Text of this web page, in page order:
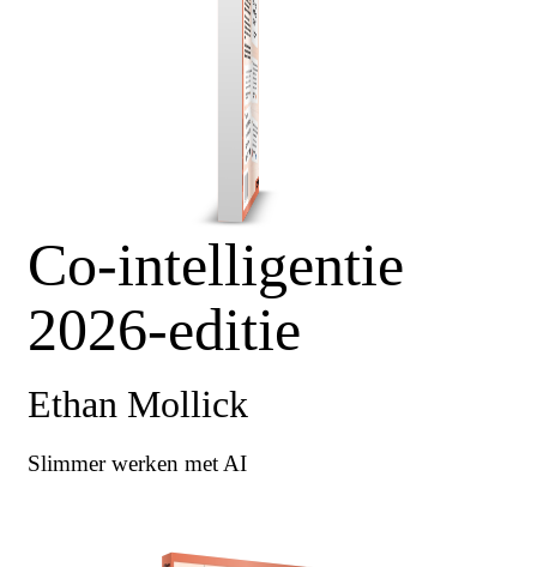
Co-intelligentie
2026-editie
Ethan Mollick
Slimmer werken met AI